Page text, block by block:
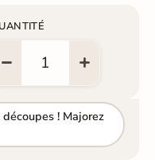
! Majorez